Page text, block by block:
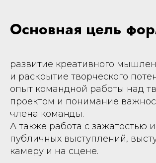
Основная цель
развитие креативного
и раскрытие творческого
опыт командной работы над
проектом и понимание
члена команды.
А также работа с зажатостью
публичных выступлений,
камеру и на сцене.